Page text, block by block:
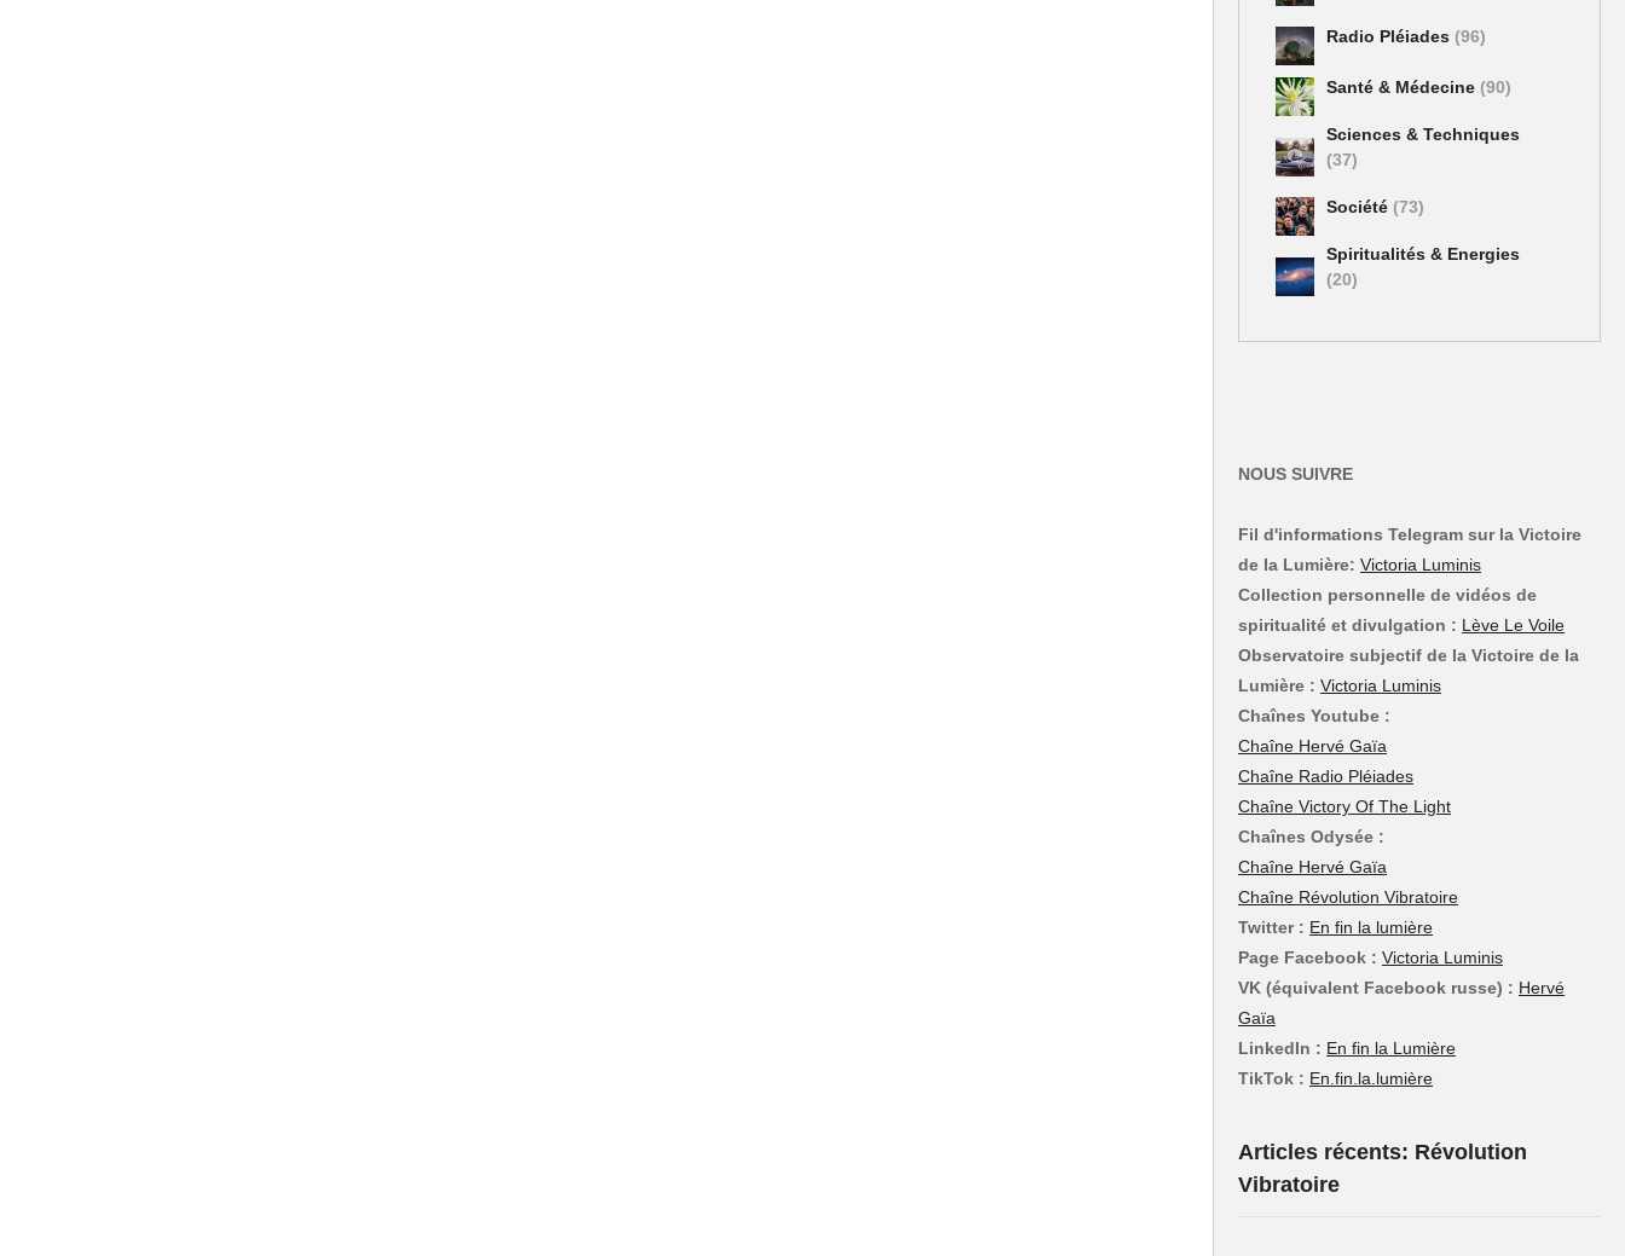
Radio Pléiades (96)
Santé & Médecine (90)
Sciences & Techniques
(37)
Société (73)
Spiritualités & Energies
(20)
NOUS SUIVRE
Fil d'informations Telegram sur la Victoire
de la Lumière: Victoria Luminis
Collection personnelle de vidéos de
spiritualité et divulgation : Lève Le Voile
Observatoire subjectif de la Victoire de la
Lumière : Victoria Luminis
Chaînes Youtube :
Chaîne Hervé Gaïa
Chaîne Radio Pléiades
Chaîne Victory Of The Light
Chaînes Odysée :
Chaîne Hervé Gaïa
Chaîne Révolution Vibratoire
Twitter : En fin la lumière
Page Facebook : Victoria Luminis
VK (équivalent Facebook russe) : Hervé
Gaïa
LinkedIn : En fin la Lumière
TikTok : En.fin.la.lumière
Articles récents: Révolution
Vibratoire